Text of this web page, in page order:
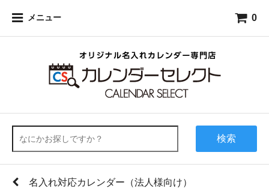
メニュー 0
検索
名入れ対応カレンダー（法人様向け）